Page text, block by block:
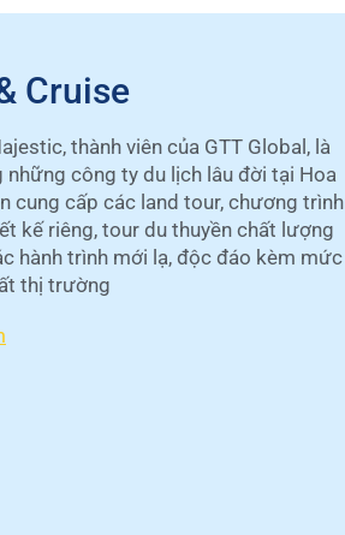
Cruise
thành viên của GTT Global, là
công ty du lịch lâu đời tại Hoa
cung cấp các land tour, chương trình
kế riêng, tour du thuyền chất lượng
hành trình mới lạ, độc đáo kèm mức
thị trường